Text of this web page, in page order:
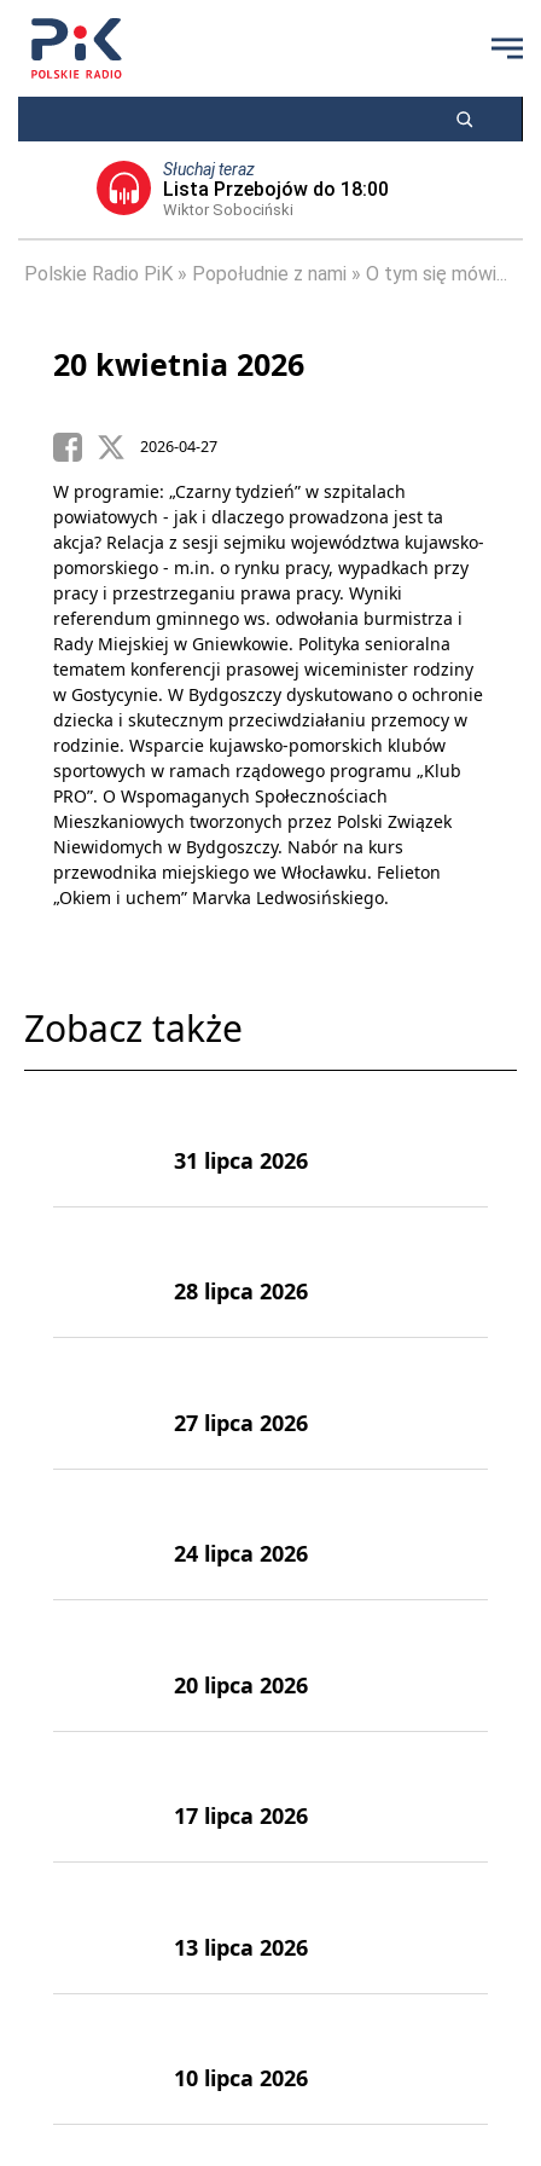
Słuchaj teraz
Lista Przebojów do 18:00
Wiktor Sobociński
Polskie Radio PiK Popołudnie z nami O tym się mówi...
20 kwietnia 2026
2026-04-27
W programie: „Czarny tydzień” w szpitalach
powiatowych - jak i dlaczego prowadzona jest ta
akcja? Relacja z sesji sejmiku województwa kujawsko-
pomorskiego - m.in. o rynku pracy, wypadkach przy
pracy i przestrzeganiu prawa pracy. Wyniki
referendum gminnego ws. odwołania burmistrza i
Rady Miejskiej w Gniewkowie. Polityka senioralna
tematem konferencji prasowej wiceminister rodziny
w Gostycynie. W Bydgoszczy dyskutowano o ochronie
dziecka i skutecznym przeciwdziałaniu przemocy w
rodzinie. Wsparcie kujawsko-pomorskich klubów
sportowych w ramach rządowego programu „Klub
PRO”. O Wspomaganych Społecznościach
Mieszkaniowych tworzonych przez Polski Związek
Niewidomych w Bydgoszczy. Nabór na kurs
przewodnika miejskiego we Włocławku. Felieton
„Okiem i uchem” Marvka Ledwosińskiego.
Zobacz także
31 lipca 2026
28 lipca 2026
27 lipca 2026
24 lipca 2026
20 lipca 2026
17 lipca 2026
13 lipca 2026
10 lipca 2026